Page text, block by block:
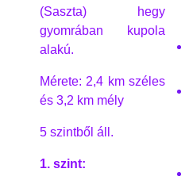
(Saszta) hegy
gyomrában kupola
alakú.
Mérete: 2,4 km széles
és 3,2 km mély
5 szintből áll.
1. szint: